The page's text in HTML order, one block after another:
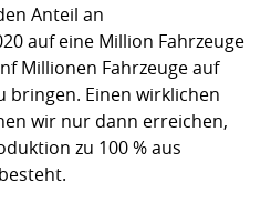
Anteil an
auf eine Million Fahrzeuge
Millionen Fahrzeuge auf
bringen. Einen wirklichen
wir nur dann erreichen,
zu 100 % aus